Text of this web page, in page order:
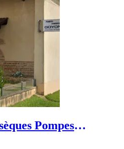
Pompes